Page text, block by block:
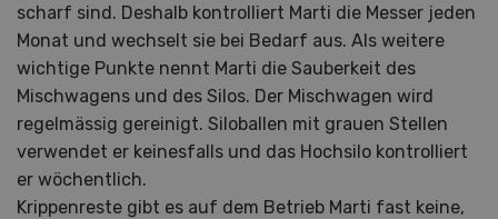
scharf sind. Deshalb kontrolliert Marti die Messer jeden
Monat und wechselt sie bei Bedarf aus. Als weitere
wichtige Punkte nennt Marti die Sauberkeit des
Mischwagens und des Silos. Der Mischwagen wird
regelmässig gereinigt. Siloballen mit grauen Stellen
verwendet er keinesfalls und das Hochsilo kontrolliert
er wöchentlich.
Krippenreste gibt es auf dem Betrieb Marti fast keine,